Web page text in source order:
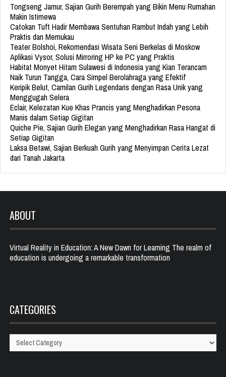
Tongseng Jamur, Sajian Gurih Berempah yang Bikin Menu Rumahan
Makin Istimewa
Catokan Tuft Hadir Membawa Sentuhan Rambut Indah yang Lebih
Praktis dan Memukau
Teater Bolshoi, Rekomendasi Wisata Seni Berkelas di Moskow
Aplikasi Vysor, Solusi Mirroring HP ke PC yang Praktis
Habitat Monyet Hitam Sulawesi di Indonesia yang Kian Terancam
Naik Turun Tangga, Cara Simpel Berolahraga yang Efektif
Keripik Belut, Camilan Gurih Legendaris dengan Rasa Unik yang
Menggugah Selera
Eclair, Kelezatan Kue Khas Prancis yang Menghadirkan Pesona
Manis dalam Setiap Gigitan
Quiche Pie, Sajian Gurih Elegan yang Menghadirkan Rasa Hangat di
Setiap Gigitan
Laksa Betawi, Sajian Berkuah Gurih yang Menyimpan Cerita Lezat
dari Tanah Jakarta
ABOUT
Virtual Reality in Education: A New Dawn for Learning The realm of
education is undergoing a remarkable transformation
CATEGORIES
Categories